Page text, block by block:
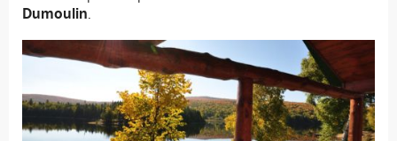
Dumoulin